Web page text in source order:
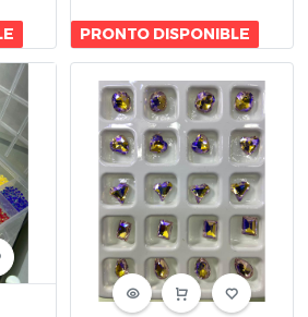
PRONTO DISPONIBLE